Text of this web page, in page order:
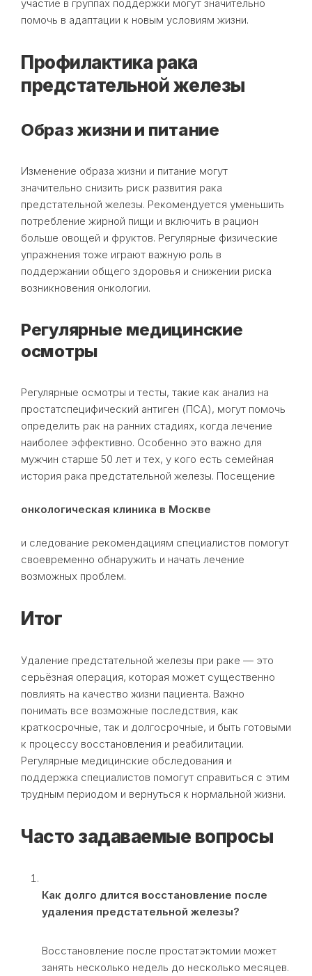
участие в группах поддержки могут значительно
помочь в адаптации к новым условиям жизни.
Профилактика рака
предстательной железы
Образ жизни и питание
Изменение образа жизни и питание могут
значительно снизить риск развития рака
предстательной железы. Рекомендуется уменьшить
потребление жирной пищи и включить в рацион
больше овощей и фруктов. Регулярные физические
упражнения тоже играют важную роль в
поддержании общего здоровья и снижении риска
возникновения онкологии.
Регулярные медицинские
осмотры
Регулярные осмотры и тесты, такие как анализ на
простатспецифический антиген (ПСА), могут помочь
определить рак на ранних стадиях, когда лечение
наиболее эффективно. Особенно это важно для
мужчин старше 50 лет и тех, у кого есть семейная
история рака предстательной железы. Посещение
онкологическая клиника в Москве
и следование рекомендациям специалистов помогут
своевременно обнаружить и начать лечение
возможных проблем.
Итог
Удаление предстательной железы при раке — это
серьёзная операция, которая может существенно
повлиять на качество жизни пациента. Важно
понимать все возможные последствия, как
краткосрочные, так и долгосрочные, и быть готовыми
к процессу восстановления и реабилитации.
Регулярные медицинские обследования и
поддержка специалистов помогут справиться с этим
трудным периодом и вернуться к нормальной жизни.
Часто задаваемые вопросы
Как долго длится восстановление после
удаления предстательной железы?
Восстановление после простатэктомии может
занять несколько недель до несколько месяцев.